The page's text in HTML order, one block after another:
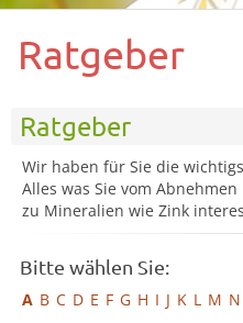
Ratgeber
Ratgeber
Wir haben für Sie die
Alles was Sie vom
zu Mineralien wie Zink
Bitte wählen Sie:
A B C D E F G H I J K L M N